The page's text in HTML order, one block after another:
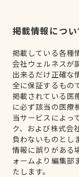
掲載情報につい
掲載している各種
会社ウェルネスが
出来るだけ正確な
全に保証するもの
掲載されている医
に必ず該当の医療
当サービスによっ
ク、および株式会
負わないものとし
情報に誤りがある
ォームより編集部
たします。